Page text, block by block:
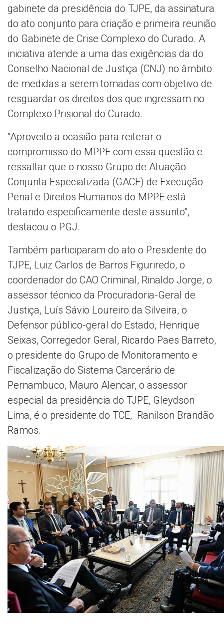
gabinete da presidência do TJPE, da assinatura
do ato conjunto para criação e primeira reunião
do Gabinete de Crise Complexo do Curado. A
iniciativa atende a uma das exigências da do
Conselho Nacional de Justiça (CNJ) no âmbito
de medidas a serem tomadas com objetivo de
resguardar os direitos dos que ingressam no
Complexo Prisional do Curado.
"Aproveito a ocasião para reiterar o
compromisso do MPPE com essa questão e
ressaltar que o nosso Grupo de Atuação
Conjunta Especializada (GACE) de Execução
Penal e Direitos Humanos do MPPE está
tratando especificamente deste assunto",
destacou o PGJ.
Também participaram do ato o Presidente do
TJPE, Luiz Carlos de Barros Figuriredo, o
coordenador do CAO Criminal, Rinaldo Jorge, o
assessor técnico da Procuradoria-Geral de
Justiça, Luís Sávio Loureiro da Silveira, o
Defensor público-geral do Estado, Henrique
Seixas, Corregedor Geral, Ricardo Paes Barreto,
o presidente do Grupo de Monitoramento e
Fiscalização do Sistema Carcerário de
Pernambuco, Mauro Alencar, o assessor
especial da presidência do TJPE, Gleydson
Lima, é o presidente do TCE, Ranilson Brandão
Ramos.